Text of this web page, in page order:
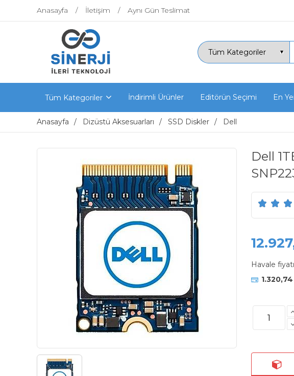
Anasayfa İletişim Aynı Gün Teslimat
Tüm Kategoriler İndirimli Ürünler Editörün Seçimi En
Anasayfa Dizüstü Aksesuarları SSD Diskler Dell
Dell
Havale